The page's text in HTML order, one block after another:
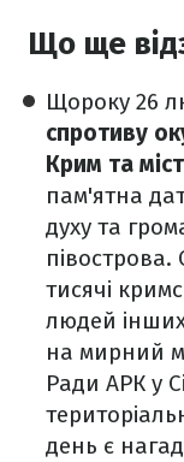
Що ще
Щороку 26
спротиву
Крим та
пам'ятна
духу та
тисячі
людей
на мирний
Ради АРК у
день є